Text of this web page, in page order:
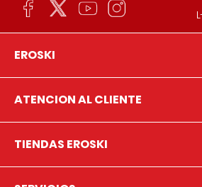
EROSKI
ATENCION AL CLIENTE
TIENDAS EROSKI